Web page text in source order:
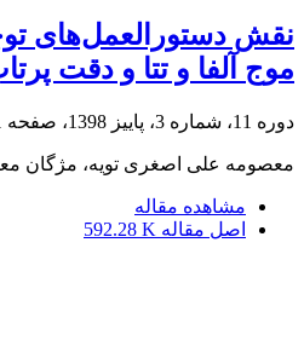
نقش دستورالعمل‌های
موج آلفا و تتا و دقت
دوره 11، شماره 3، پاییز 1398، صفحه
معصومه علی اصغری تویه، مژگان
مشاهده مقاله
اصل مقاله 592.28 K